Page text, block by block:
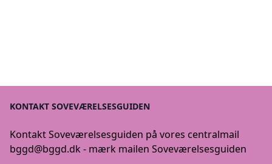
KONTAKT SOVEVÆRELSESGUIDEN
Kontakt Soveværelsesguiden på vores centralmail
bggd@bggd.dk- mærk mailen Soveværelsesguiden